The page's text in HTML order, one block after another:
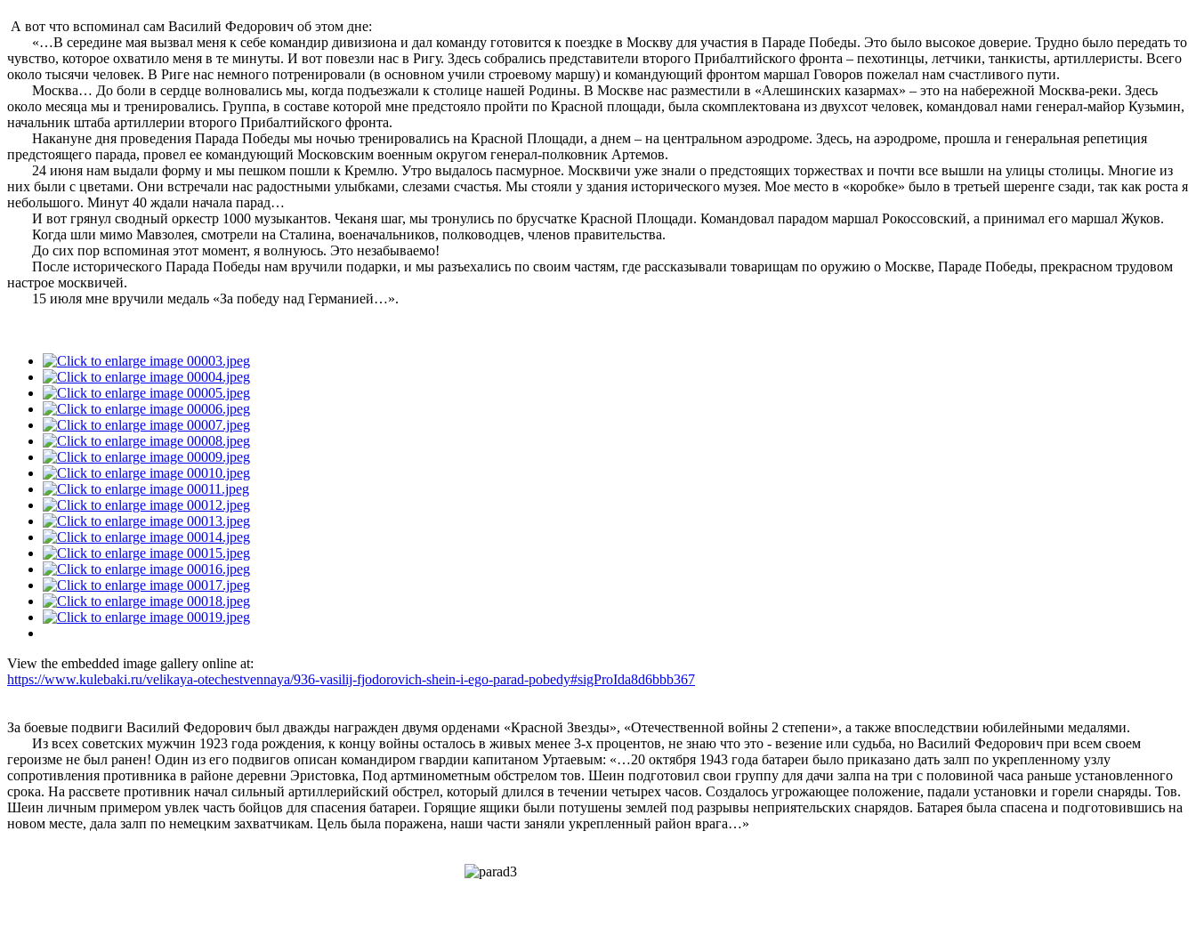
А вот что вспоминал сам Василий Федорович об этом дне:
«…В середине мая вызвал меня к себе командир дивизиона и дал команду готовится к поездке в Москву для участия в Параде Победы. Это было высокое доверие. Трудно было передать то
чувство, которое охватило меня в те минуты. И вот повезли нас в Ригу. Здесь собрались представители второго Прибалтийского фронта – пехотинцы, летчики, танкисты, артиллеристы. Всего
около тысячи человек. В Риге нас немного потренировали (в основном учили строевому маршу) и командующий фронтом маршал Говоров пожелал нам счастливого пути.
Москва… До боли в сердце волновались мы, когда подъезжали к столице нашей Родины. В Москве нас разместили в «Алешинских казармах» – это на набережной Москва-реки. Здесь
около месяца мы и тренировались. Группа, в составе которой мне предстояло пройти по Красной площади, была скомплектована из двухсот человек, командовал нами генерал-майор Кузьмин,
начальник штаба артиллерии второго Прибалтийского фронта.
Накануне дня проведения Парада Победы мы ночью тренировались на Красной Площади, а днем – на центральном аэродроме. Здесь, на аэродроме, прошла и генеральная репетиция
предстоящего парада, провел ее командующий Московским военным округом генерал-полковник Артемов.
24 июня нам выдали форму и мы пешком пошли к Кремлю. Утро выдалось пасмурное. Москвичи уже знали о предстоящих торжествах и почти все вышли на улицы столицы. Многие из
них были с цветами. Они встречали нас радостными улыбками, слезами счастья. Мы стояли у здания исторического музея. Мое место в «коробке» было в третьей шеренге сзади, так как роста я
небольшого. Минут 40 ждали начала парад…
И вот грянул сводный оркестр 1000 музыкантов. Чеканя шаг, мы тронулись по брусчатке Красной Площади. Командовал парадом маршал Рокоссовский, а принимал его маршал Жуков.
Когда шли мимо Мавзолея, смотрели на Сталина, военачальников, полководцев, членов правительства.
До сих пор вспоминая этот момент, я волнуюсь. Это незабываемо!
После исторического Парада Победы нам вручили подарки, и мы разъехались по своим частям, где рассказывали товарищам по оружию о Москве, Параде Победы, прекрасном трудовом
настрое москвичей.
15 июля мне вручили медаль «За победу над Германией…».
View the embedded image gallery online at:
https://www.kulebaki.ru/velikaya-otechestvennaya/936-vasilij-fjodorovich-shein-i-ego-parad-pobedy#sigProIda8d6bbb367
За боевые подвиги Василий Федорович был дважды награжден двумя орденами «Красной Звезды», «Отечественной войны 2 степени», а также впоследствии юбилейными медалями.
Из всех советских мужчин 1923 года рождения, к концу войны осталось в живых менее 3-х процентов, не знаю что это - везение или судьба, но Василий Федорович при всем своем
героизме не был ранен! Один из его подвигов описан командиром гвардии капитаном Уртаевым: «…20 октября 1943 года батареи было приказано дать залп по укрепленному узлу
сопротивления противника в районе деревни Эристовка, Под артминометным обстрелом тов. Шеин подготовил свои группу для дачи залпа на три с половиной часа раньше установленного
срока. На рассвете противник начал сильный артиллерийский обстрел, который длился в течении четырех часов. Создалось угрожающее положение, падали установки и горели снаряды. Тов.
Шеин личным примером увлек часть бойцов для спасения батареи. Горящие ящики были потушены землей под разрывы неприятельских снарядов. Батарея была спасена и подготовившись на
новом месте, дала залп по немецким захватчикам. Цель была поражена, наши части заняли укрепленный район врага…»